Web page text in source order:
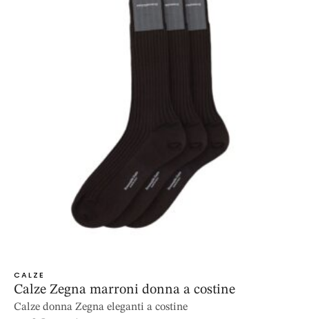
CALZE
Calze Zegna marroni donna a costine
Calze donna Zegna eleganti a costine